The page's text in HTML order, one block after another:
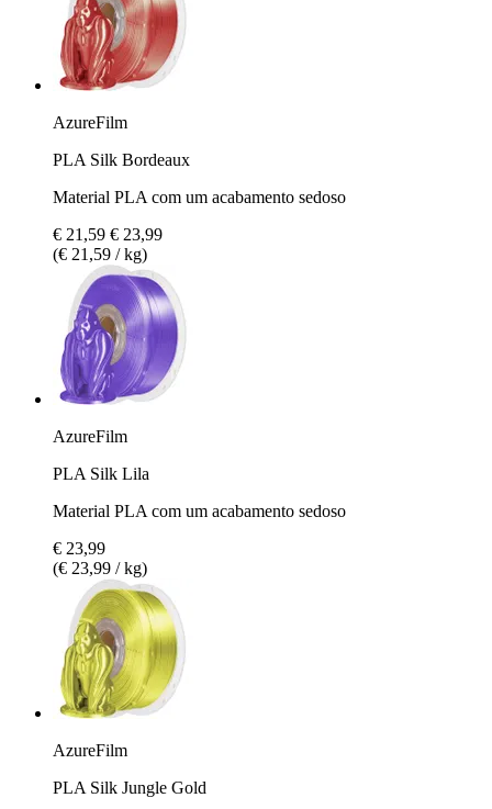
AzureFilm
PLA Silk Bordeaux
Material PLA com um acabamento sedoso
€ 21,59 € 23,99
(€ 21,59 / kg)
AzureFilm
PLA Silk Lila
Material PLA com um acabamento sedoso
€ 23,99
(€ 23,99 / kg)
AzureFilm
PLA Silk Jungle Gold